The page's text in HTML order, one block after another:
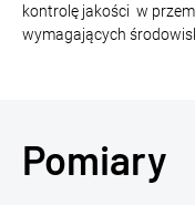
kontrolę jakości w
wymagających
Pomiary